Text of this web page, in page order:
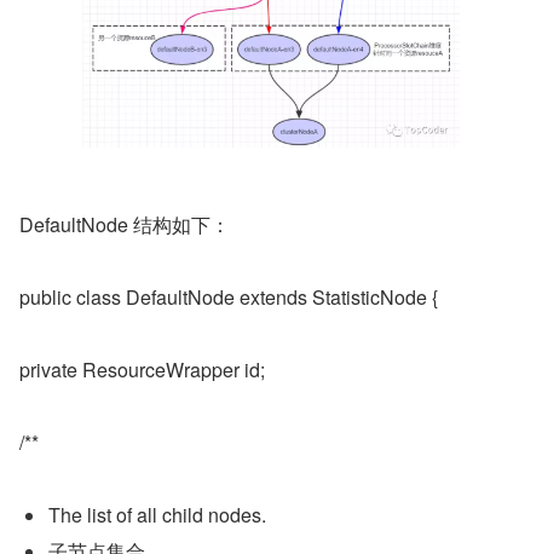
DefaultNode 结构如下：
public class DefaultNode extends StatisticNode {
private ResourceWrapper id;
/**
The list of all child nodes.